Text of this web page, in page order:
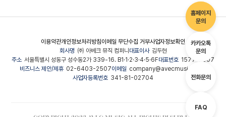
홈페이지
문의
카카오톡
문의
전화문의
FAQ
이용약관개인정보처리방침이메일 무단수집 거부사업자정보확인
회사명 ㈜ 아베크 뮤직 컴퍼니 대표이사 김두현
주소 서울특별시 성동구 성수동2가 339-16. B1·1·2·3·4·5·6F대표번호 1577-2507
비즈니스 제안/제휴 02-6403-2507이메일 company@avecmusic.co.kr
사업자등록번호 341-81-02704